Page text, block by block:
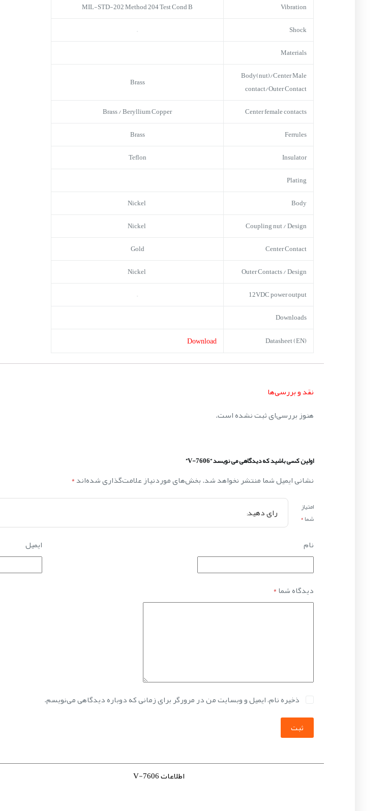
Vibration
MIL-STD-202 Method 204 Test Cond B
Shock
–
Materials
Body(nut)/Center Male
contact/Outer Contact
Brass
Center female contacts
Brass / Beryllium Copper
Ferrules
Brass
Insulator
Teflon
Plating
Body
Coupling nut / Design
Center Contact
Gold
Outer Contacts / Design
12VDC power output
–
Downloads
Datasheet (EN)
Download
نقد و بررسی‌ها
هنوز بررسی‌ای ثبت نشده است.
اولین کسی باشید که دیدگاهی می نویسد “V-7606”
نشانی ایمیل شما منتشر نخواهد شد.بخش‌های موردنیاز علامت‌گذاری شده‌اند*
امتیاز
شما*
نام ایمیل
دیدگاه شما*
ذخیره نام، ایمیل و وبسایت من در مرورگر برای زمانی که دوباره دیدگاهی می‌نویسم.
ثبت
اطلاعات V-7606